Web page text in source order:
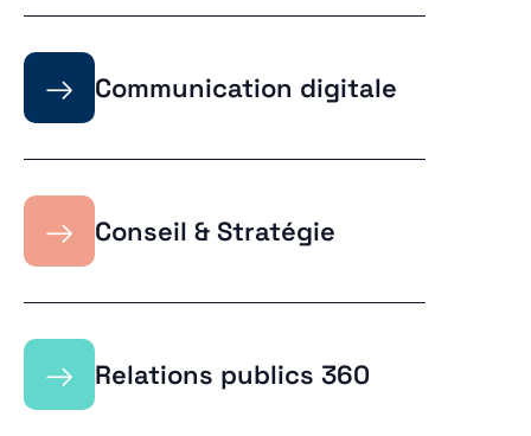
→ Communication digitale
→ Conseil & Stratégie
→ Relations publics 360